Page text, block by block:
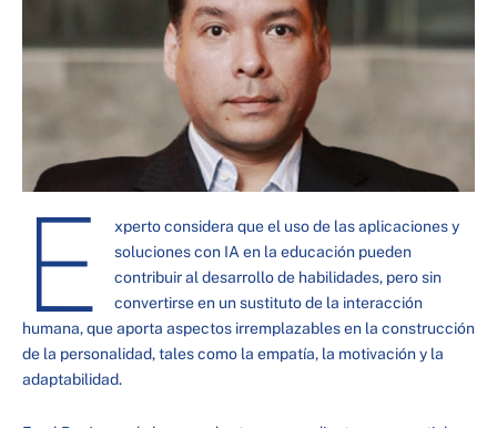
E
xperto considera que el uso de las aplicaciones y
soluciones con IA en la educación pueden
contribuir al desarrollo de habilidades, pero sin
convertirse en un sustituto de la interacción
humana, que aporta aspectos irremplazables en la construcción
de la personalidad, tales como la empatía, la motivación y la
adaptabilidad.